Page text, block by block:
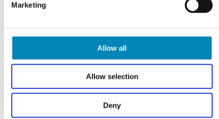
Marketing
Allow all
Allow selection
Deny